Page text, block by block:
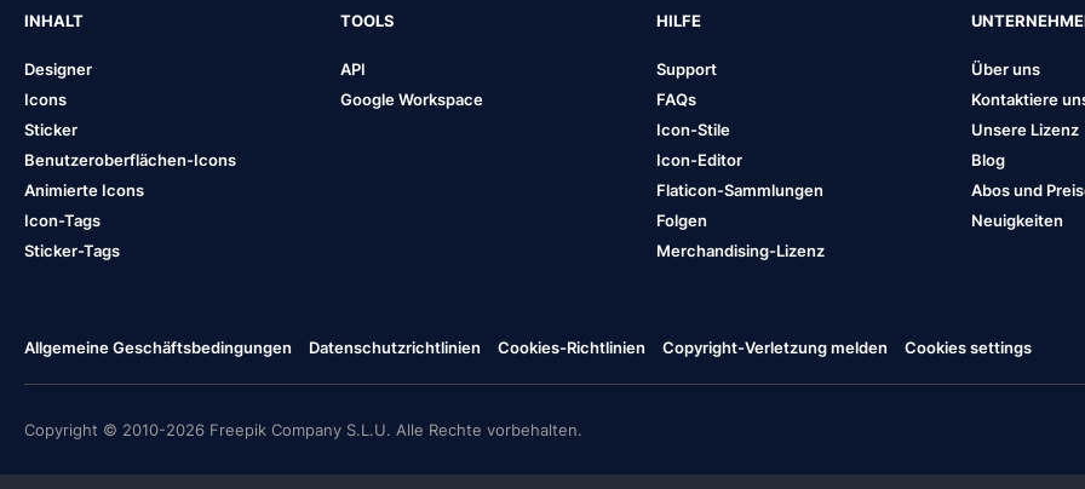
INHALT
Designer
Icons
Sticker
Benutzeroberflächen-Icons
Animierte Icons
Icon-Tags
Sticker-Tags
TOOLS
API
Google Workspace
HILFE
Support
FAQs
Icon-Stile
Icon-Editor
Flaticon-Sammlungen
Folgen
Merchandising-Lizenz
Über uns
Kontaktiere
Unsere Lizenz
Blog
Abos und
Neuigkeiten
Allgemeine Geschäftsbedingungen Datenschutzrichtlinien Cookies-Richtlinien Copyright-Verletzung melden Cookies settings
Copyright © 2010-2026 Freepik Company S.L.U. Alle Rechte vorbehalten.